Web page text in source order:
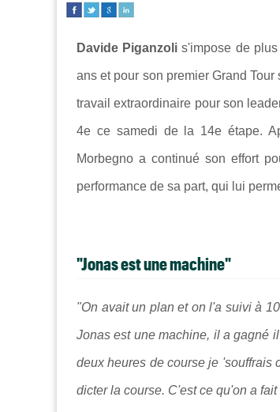
Davide Piganzolis'impose de
ans et pour son premier Grand
travail extraordinaire pour son
4e ce samedi de la 14e étape.
Morbegno a continué son effort
performance de sa part, qui lui
"Jonas est une machine"
"On avait un plan et on l'a suivi à
Jonas est une machine, il a gagné
deux heures de course je 'souffrais
dicter la course. C'est ce qu'on a